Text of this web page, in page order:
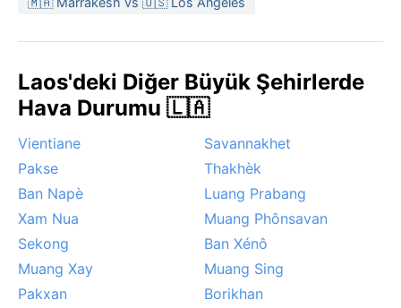
Laos'deki Diğer Büyük Şehirlerde
Hava Durumu 🇱🇦
Vientiane
Savannakhet
Pakse
Thakhèk
Ban Napè
Luang Prabang
Xam Nua
Muang Phônsavan
Sekong
Ban Xénô
Muang Xay
Muang Sing
Pakxan
Borikhan